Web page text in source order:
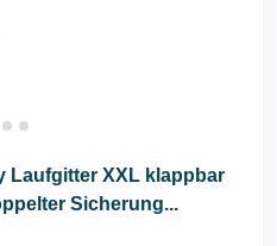
Laufgitter XXL klappbar
Sicherung...